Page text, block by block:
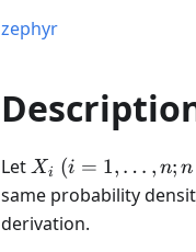
zephyr
Let X_i
Xi
(i =
1,
\dots,
(i = 1, … , n; n
same probability
derivation.